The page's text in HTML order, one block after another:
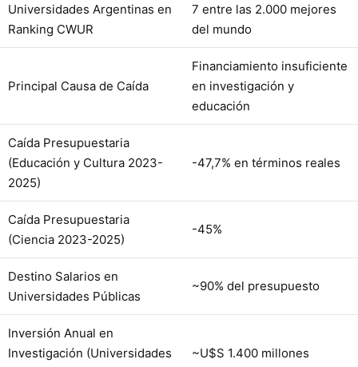
Universidades Argentinas en
Ranking CWUR
7 entre las 2.000 mejores
del mundo
Principal Causa de Caída
Financiamiento insuficiente
en investigación y
educación
Caída Presupuestaria
(Educación y Cultura 2023-
2025)
-47,7% en términos reales
Caída Presupuestaria
(Ciencia 2023-2025)
-45%
Destino Salarios en
Universidades Públicas
~90% del presupuesto
Inversión Anual en
Investigación (Universidades
~U$S 1.400 millones